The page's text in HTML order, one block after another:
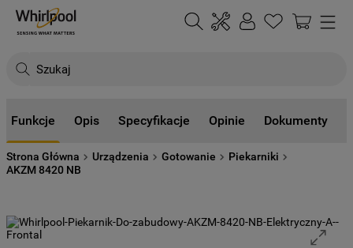
Funkcje Opis Specyfikacje Opinie Dokumenty
Strona Główna Urządzenia Gotowanie
Piekarniki
AKZM 8420 NB
NAJCZĘŚCIEJ SZUKANE
1.
2. lodówki
4. pralka